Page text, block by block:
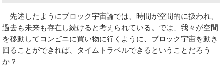
先述したようにブロック宇宙論では、時間が空間的に扱われ、
過去も未来も存在し続けると考えられている。では、我々が空間
を移動してコンビニに買い物に行くように、ブロック宇宙を動き
回ることができれば、タイムトラベルできるということだろう
か？